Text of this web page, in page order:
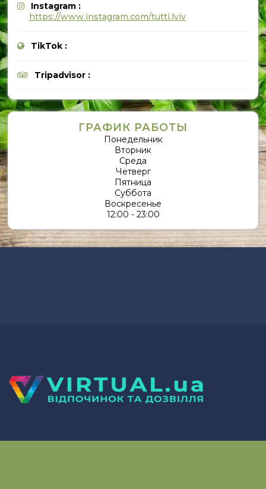
Instagram :
https://www.instagram.com/tutti.lviv
TikTok :
Tripadvisor :
ГРАФИК РАБОТЫ
Понедельник
Вторник
Среда
Четверг
Пятница
Суббота
Воскресенье
12:00 - 23:00